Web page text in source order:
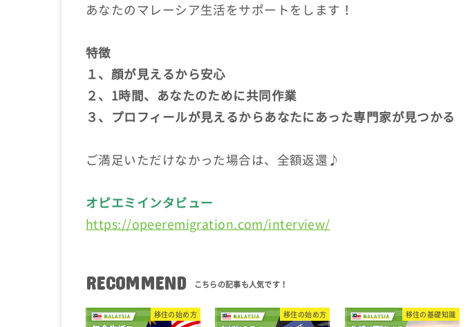
あなたのマレーシア生活をサポートをします！
特徴
１、顔が見えるから安心
２、1時間、あなたのために共同作業
３、プロフィールが見えるからあなたにあった専門家が見つかる
ご満足いただけなかった場合は、全額返還♪
オピエミインタビュー
https://opeeremigration.com/interview/
RECOMMEND
移住の始め方 移住の始め方 移住の基礎知識